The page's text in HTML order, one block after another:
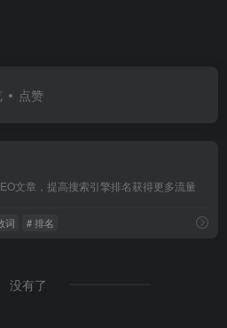
点赞
文章，提高搜索引擎排名获得更多流量
词 # 排名
没有了